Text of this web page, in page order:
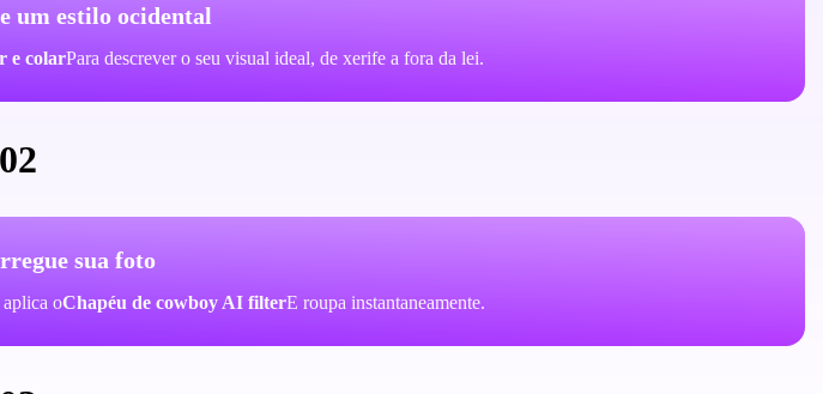
um estilo ocidental
e colarPara descrever o seu visual ideal, de xerife a fora da lei.
02
sua foto
aplica oChapéu de cowboy AI filterE roupa instantaneamente.